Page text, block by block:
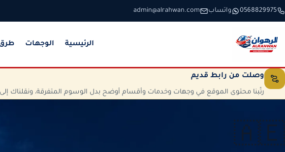
تخطَّ إلى المحتوى
0568829975 واتساب admin@alrahwan.com
الرئيسية الوجهات
وصلت من رابط قديم
رتّبنا محتوى الموقع في وجهات وخدمات وأقسام أوضح بدل الوسوم المتفرقة، ونقلناك
🇦🇪